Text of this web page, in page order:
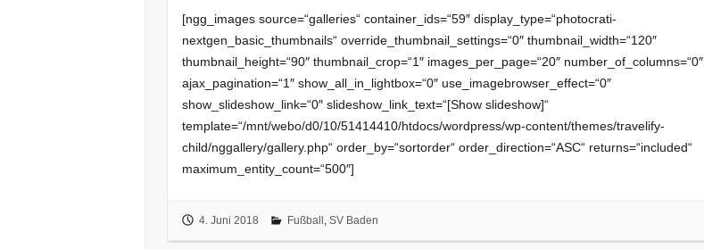
[ngg_images source=“galleries“ container_ids=“59″ display_type=“photocrati-
nextgen_basic_thumbnails“ override_thumbnail_settings=“0″ thumbnail_width=“120″
thumbnail_height=“90″ thumbnail_crop=“1″ images_per_page=“20″ number_of_columns=“0″
ajax_pagination=“1″ show_all_in_lightbox=“0″ use_imagebrowser_effect=“0″
show_slideshow_link=“0″ slideshow_link_text=“[Show slideshow]“
template=“/mnt/webo/d0/10/51414410/htdocs/wordpress/wp-content/themes/travelify-
child/nggallery/gallery.php“ order_by=“sortorder“ order_direction=“ASC“ returns=“included“
maximum_entity_count=“500″]
4. Juni 2018 Fußball , SV Baden